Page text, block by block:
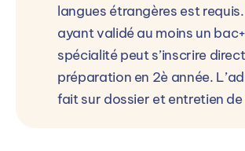
langues étrangères est
ayant validé au moins un
spécialité peut s’inscrire
préparation en 2è année.
fait sur dossier et entretien